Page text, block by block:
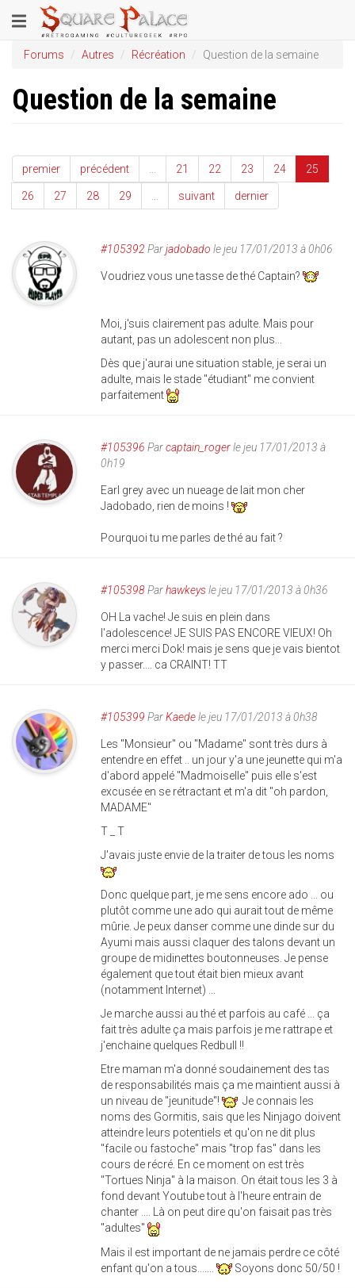
au
contenu
principal
Toggle
navigation
Forums Autres Récréation Question de la semaine
Question de la semaine
premier précédent 21 22 23 24 25
26 27 28 29 suivant dernier
#105392 Parjadobado le jeu 17/01/2013 à 0h06
Voudriez vous une tasse de thé Captain?
Moi, j'suis clairement pas adulte. Mais pour
autant, pas un adolescent non plus...
Dès que j'aurai une situation stable, je serai un
adulte, mais le stade "étudiant" me convient
parfaitement
#105396 Parcaptain_rogerle jeu 17/01/2013 à
0h19
Earl grey avec un nueage de lait mon cher
Jadobado, rien de moins !
Pourquoi tu me parles de thé au fait ?
#105398Parhawkeysle jeu 17/01/2013 à 0h36
OH La vache! Je suis en plein dans
l'adolescence! JE SUIS PAS ENCORE VIEUX! Oh
merci merci Dok! mais je sens que je vais bientot
y passer.... ca CRAINT! TT
#105399 ParKaedele jeu 17/01/2013 à 0h38
Les "Monsieur" ou "Madame" sont très durs à
entendre en effet .. un jour y'a une jeunette qui m'a
d'abord appelé "Madmoiselle" puis elle s'est
excusée en se rétractant et m'a dit "oh pardon,
MADAME"
T _ T
J'avais juste envie de la traiter de tous les noms
Donc quelque part, je me sens encore ado ... ou
plutôt comme une ado qui aurait tout de même
mûrie. Je peux danser comme une dinde sur du
Ayumi mais aussi claquer des talons devant un
groupe de midinettes boutonneuses. Je pense
également que tout était bien mieux avant
(notamment Internet) ...
Je marche aussi au thé et parfois au café ... ça
fait très adulte ça mais parfois je me rattrape et
j'enchaine quelques Redbull !!
Etre maman m'a donné soudainement des tas
de responsabilités mais ça me maintient aussi à
un niveau de "jeunitude"!
Je connais les
noms des Gormitis, sais que les Ninjago doivent
atteindre leurs potentiels et qu'on ne dit plus
"facile ou fastoche" mais "trop fas" dans les
cours de récré. En ce moment on est très
"Tortues Ninja" à la maison. On était tous les 3 à
fond devant Youtube tout à l'heure entrain de
chanter .... Là on peut dire qu'on faisait pas très
"adultes"
Mais il est important de ne jamais perdre ce côté
enfant qu'on a tous.......
Soyons donc 50/50 !